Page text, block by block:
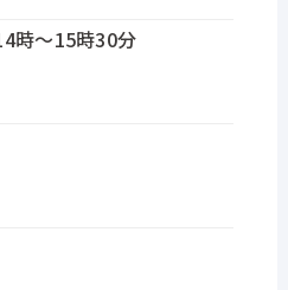
時～15時30分